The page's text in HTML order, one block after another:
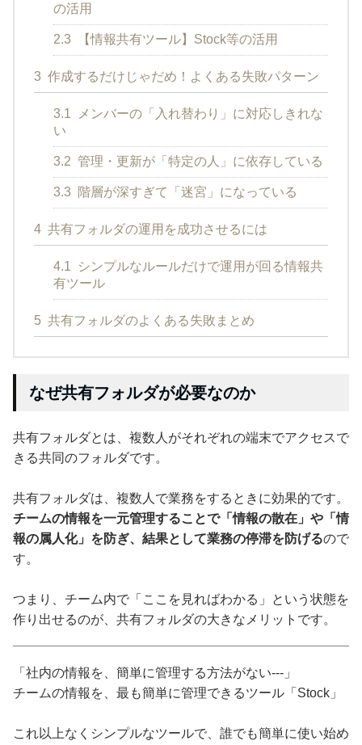
の活用
2.3 【情報共有ツール】Stock等の活用
3 作成するだけじゃだめ！よくある失敗パターン
3.1
メンバーの「入れ替わり」に対応しきれな
い
3.2 管理・更新が「特定の人」に依存している
3.3 階層が深すぎて「迷宮」になっている
4 共有フォルダの運用を成功させるには
4.1
シンプルなルールだけで運用が回る情報共
有ツール
5 共有フォルダのよくある失敗まとめ
なぜ共有フォルダが必要なのか
共有フォルダとは、複数人がそれぞれの端末でアクセスで
きる共同のフォルダです。
共有フォルダは、複数人で業務をするときに効果的です。
チームの情報を一元管理することで「情報の散在」や「情
報の属人化」を防ぎ、結果として業務の停滞を防げるので
す。
つまり、チーム内で「ここを見ればわかる」という状態を
作り出せるのが、共有フォルダの大きなメリットです。
「社内の情報を、簡単に管理する方法がない---」
チームの情報を、最も簡単に管理できるツール「Stock」
これ以上なくシンプルなツールで、誰でも簡単に使い始め